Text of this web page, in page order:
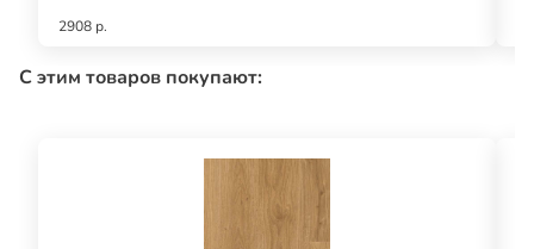
2908 р.
С этим товаров покупают: